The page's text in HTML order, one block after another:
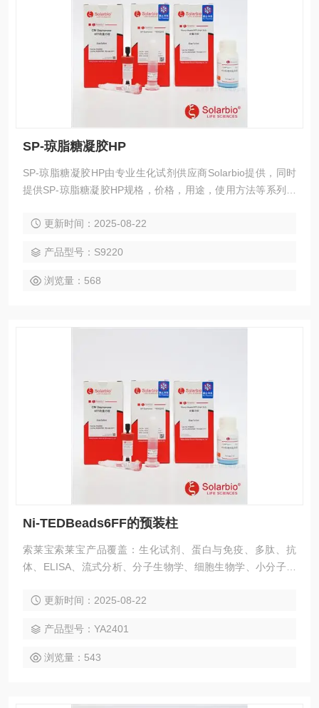
SP-琼脂糖凝胶HP
SP-琼脂糖凝胶HP由专业生化试剂供应商Solarbio提供，同时
提供SP-琼脂糖凝胶HP规格，价格，用途，使用方法等系列参
SP-琼脂糖凝胶HP
更新时间：2025-08-22
产品型号：S9220
浏览量：568
Ni-TEDBeads6FF的预装柱
索莱宝索莱宝产品覆盖：生化试剂、蛋白与免疫、多肽、抗
体、ELISA、流式分析、分子生物学、细胞生物学、小分子化
析介质、磁珠、仪器和耗材、纳米材料、化学合成等 Ni-TEDB
更新时间：2025-08-22
产品型号：YA2401
浏览量：543